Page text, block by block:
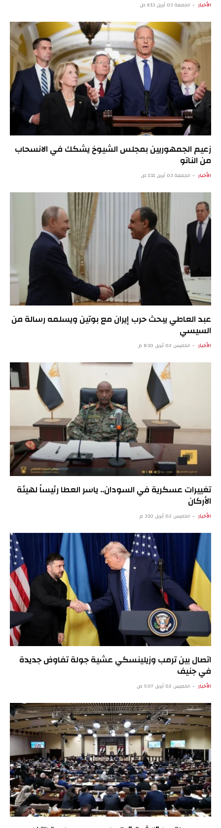
الأخبار الجمعة 03 أبريل 6:13 ص
زعيم الجمهوريين بمجلس الشيوخ يشكك في الانسحاب
من الناتو
الأخبار الجمعة 03 أبريل 1:11 ص
عبد العاطي يبحث حرب إيران مع بوتين ويسلمه رسالة من
السيسي
الأخبار الخميس 02 أبريل 8:10 م
تغييرات عسكرية في السودان.. ياسر العطا رئيساً لهيئة
الأركان
الأخبار الخميس 02 أبريل 3:10 م
اتصال بين ترمب وزيلينسكي عشية جولة تفاوض جديدة
في جنيف
الأخبار الخميس 02 أبريل 5:07 ص